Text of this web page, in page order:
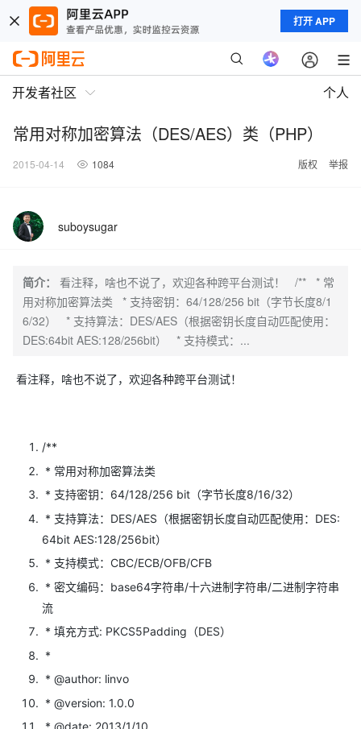
打开 APP
开发者社区 个人
常用对称加密算法（DES/AES）类（PHP）
2015-04-14 1084 版权 举报
suboysugar
简介：
看注释，啥也不说了，欢迎各种跨平台测试！ /** * 常
用对称加密算法类 * 支持密钥：64/128/256 bit（字节长度8/1
6/32） * 支持算法：DES/AES（根据密钥长度自动匹配使用：
DES:64bit AES:128/256bit） * 支持模式：...
看注释，啥也不说了，欢迎各种跨平台测试！
/**
* 常用对称加密算法类
* 支持密钥：64/128/256 bit（字节长度8/16/32）
* 支持算法：DES/AES（根据密钥长度自动匹配使用：DES:
64bit AES:128/256bit）
* 支持模式：CBC/ECB/OFB/CFB
* 密文编码：base64字符串/十六进制字符串/二进制字符串
流
* 填充方式: PKCS5Padding（DES）
*
* @author: linvo
* @version: 1.0.0
* @date: 2013/1/10